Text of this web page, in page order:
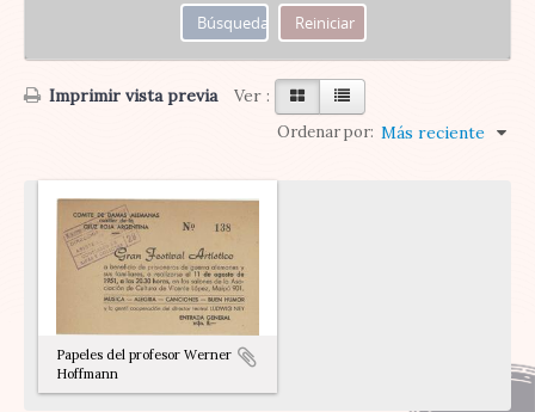
Imprimir vista previa Ver :
Ordenar por: Más reciente
Papeles del profesor Werner
Hoffmann